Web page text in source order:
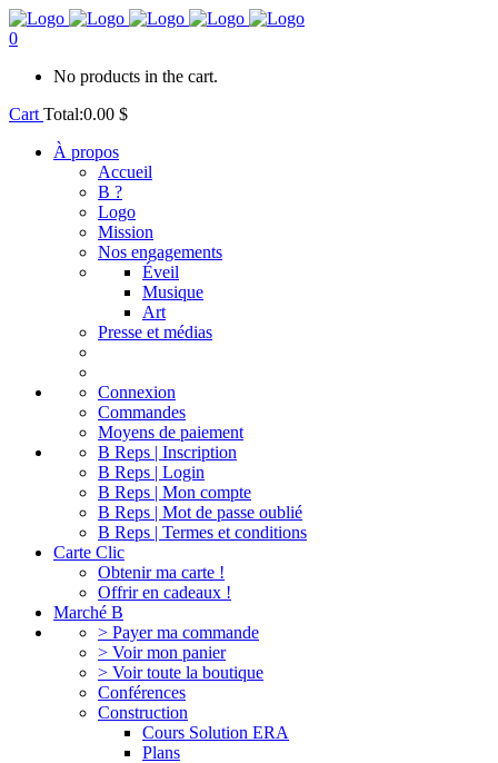
0
No products in the cart.
Cart Total:0.00 $
À propos
Accueil
B ?
Logo
Mission
Nos engagements
Éveil
Musique
Art
Presse et médias
Connexion
Commandes
Moyens de paiement
B Reps | Inscription
B Reps | Login
B Reps | Mon compte
B Reps | Mot de passe oublié
B Reps | Termes et conditions
Carte Clic
Obtenir ma carte !
Offrir en cadeaux !
Marché B
> Payer ma commande
> Voir mon panier
> Voir toute la boutique
Conférences
Construction
Cours Solution ERA
Plans